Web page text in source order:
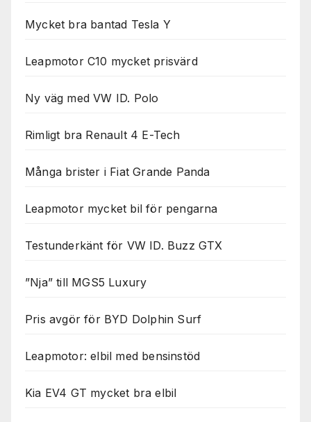
Mycket bra bantad Tesla Y
Leapmotor C10 mycket prisvärd
Ny väg med VW ID. Polo
Rimligt bra Renault 4 E-Tech
Många brister i Fiat Grande Panda
Leapmotor mycket bil för pengarna
Testunderkänt för VW ID. Buzz GTX
”Nja” till MGS5 Luxury
Pris avgör för BYD Dolphin Surf
Leapmotor: elbil med bensinstöd
Kia EV4 GT mycket bra elbil